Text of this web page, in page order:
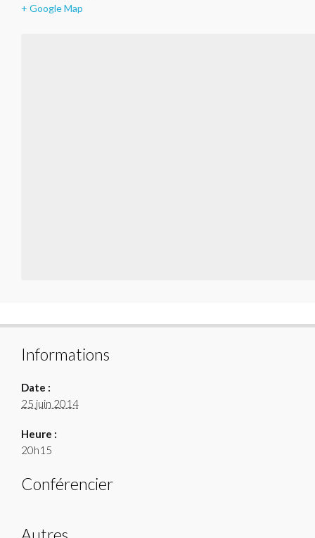
+ Google Map
Informations
Date :
25 juin 2014
Heure :
20h15
Conférencier